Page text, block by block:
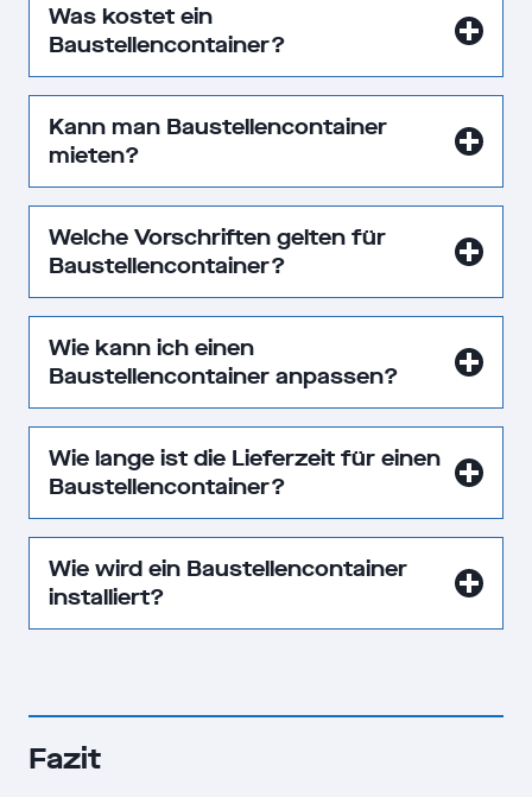
Was kostet ein
Baustellencontainer?
Kann man Baustellencontainer
mieten?
Welche Vorschriften gelten für
Baustellencontainer?
Wie kann ich einen
Baustellencontainer anpassen?
Wie lange ist die Lieferzeit für einen
Baustellencontainer?
Wie wird ein Baustellencontainer
installiert?
Fazit